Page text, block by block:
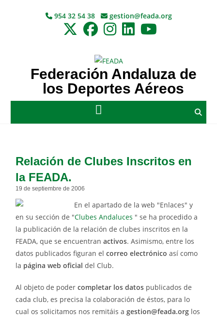
954 32 54 38 gestion@feada.org
Federación Andaluza de
los Deportes Aéreos
Relación de Clubes Inscritos en
la FEADA.
19 de septiembre de 2006
En el apartado de la web "Enlaces" y
en su sección de "Clubes Andaluces " se ha procedido a
la publicación de la relación de clubes inscritos en la
FEADA, que se encuentranactivos. Asimismo, entre los
datos publicados figuran elcorreo electrónico así como
la página web oficial del Club.
Al objeto de podercompletar los datos publicados de
cada club, es precisa la colaboración de éstos, para lo
cual os solicitamos nos remitáis agestion@feada.org los